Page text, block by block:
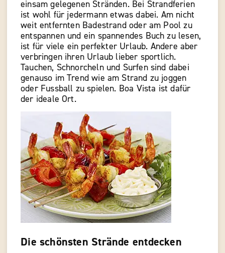
einsam gelegenen Stränden. Bei Strandferien
ist wohl für jedermann etwas dabei. Am nicht
weit entfernten Badestrand oder am Pool zu
entspannen und ein spannendes Buch zu lesen,
ist für viele ein perfekter Urlaub. Andere aber
verbringen ihren Urlaub lieber sportlich.
Tauchen, Schnorcheln und Surfen sind dabei
genauso im Trend wie am Strand zu joggen
oder Fussball zu spielen. Boa Vista ist dafür
der ideale Ort.
Die schönsten Strände entdecken